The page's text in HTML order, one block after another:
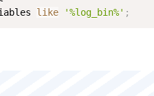
like '%log_bin%' ;